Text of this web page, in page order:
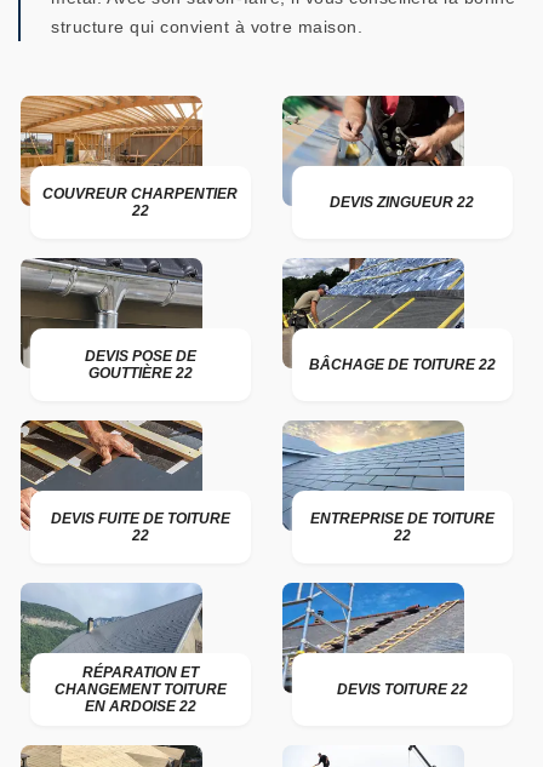
structure qui convient à votre maison.
COUVREUR CHARPENTIER
22
DEVIS ZINGUEUR 22
DEVIS POSE DE
GOUTTIÈRE 22
BÂCHAGE DE TOITURE 22
DEVIS FUITE DE TOITURE
22
ENTREPRISE DE TOITURE
22
RÉPARATION ET
CHANGEMENT TOITURE
EN ARDOISE 22
DEVIS TOITURE 22